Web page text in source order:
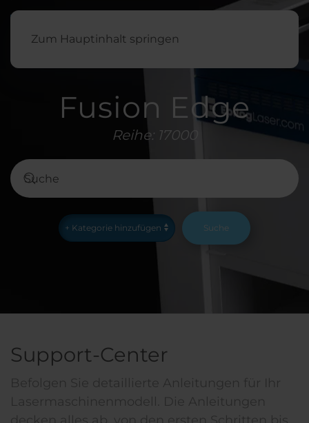
Zum Hauptinhalt springen
Fusion Edge
Reihe: 17000
Suche
Support-Center